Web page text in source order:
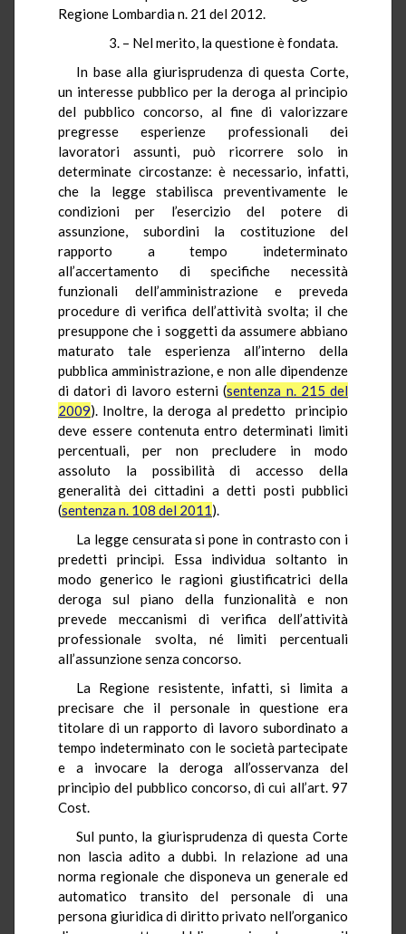
Regione Lombardia n. 21 del 2012.
3. – Nel merito, la questione è fondata.
In base alla giurisprudenza di questa Corte,
un interesse pubblico per la deroga al principio
del pubblico concorso, al fine di valorizzare
pregresse esperienze professionali dei
lavoratori assunti, può ricorrere solo in
determinate circostanze: è necessario, infatti,
che la legge stabilisca preventivamente le
condizioni per l’esercizio del potere di
assunzione, subordini la costituzione del
rapporto a tempo indeterminato
all’accertamento di specifiche necessità
funzionali dell’amministrazione e preveda
procedure di verifica dell’attività svolta; il che
presuppone che i soggetti da assumere abbiano
maturato tale esperienza all’interno della
pubblica amministrazione, e non alle dipendenze
di datori di lavoro esterni (sentenza n. 215 del
2009). Inoltre, la deroga al predetto principio
deve essere contenuta entro determinati limiti
percentuali, per non precludere in modo
assoluto la possibilità di accesso della
generalità dei cittadini a detti posti pubblici
(sentenza n. 108 del 2011).
La legge censurata si pone in contrasto con i
predetti principi. Essa individua soltanto in
modo generico le ragioni giustificatrici della
deroga sul piano della funzionalità e non
prevede meccanismi di verifica dell’attività
professionale svolta, né limiti percentuali
all’assunzione senza concorso.
La Regione resistente, infatti, si limita a
precisare che il personale in questione era
titolare di un rapporto di lavoro subordinato a
tempo indeterminato con le società partecipate
e a invocare la deroga all’osservanza del
principio del pubblico concorso, di cui all’art. 97
Cost.
Sul punto, la giurisprudenza di questa Corte
non lascia adito a dubbi. In relazione ad una
norma regionale che disponeva un generale ed
automatico transito del personale di una
persona giuridica di diritto privato nell’organico